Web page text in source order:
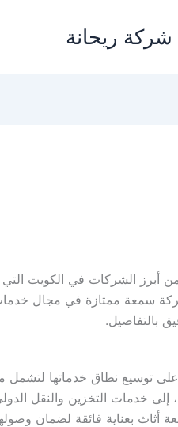
ريحانة
أبرز الشركات في الكويت
سمعة ممتازة في مجال خدمات
بالتفاصيل.
توسيع نطاق خدماتها لتشمل
إلى خدمات التخزين والنقل
أثاث بعناية فائقة لضمان